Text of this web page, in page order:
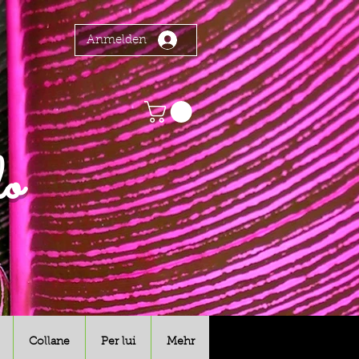
Anmelden
Collane Per lui Mehr